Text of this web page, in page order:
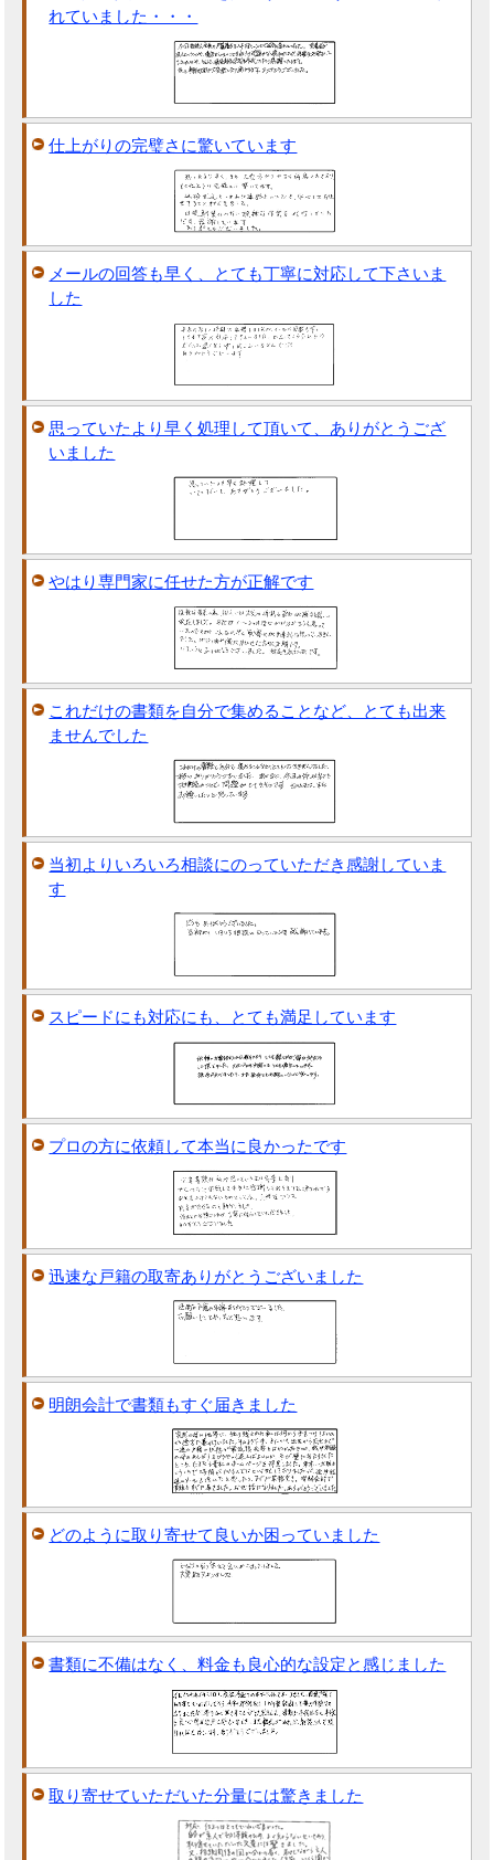
れていました・・・
仕上がりの完璧さに驚いています
メールの回答も早く、とても丁寧に対応して下さいま
した
思っていたより早く処理して頂いて、ありがとうござ
いました
やはり専門家に任せた方が正解です
これだけの書類を自分で集めることなど、とても出来
ませんでした
当初よりいろいろ相談にのっていただき感謝していま
す
スピードにも対応にも、とても満足しています
プロの方に依頼して本当に良かったです
迅速な戸籍の取寄ありがとうございました
明朗会計で書類もすぐ届きました
どのように取り寄せて良いか困っていました
書類に不備はなく、料金も良心的な設定と感じました
取り寄せていただいた分量には驚きました